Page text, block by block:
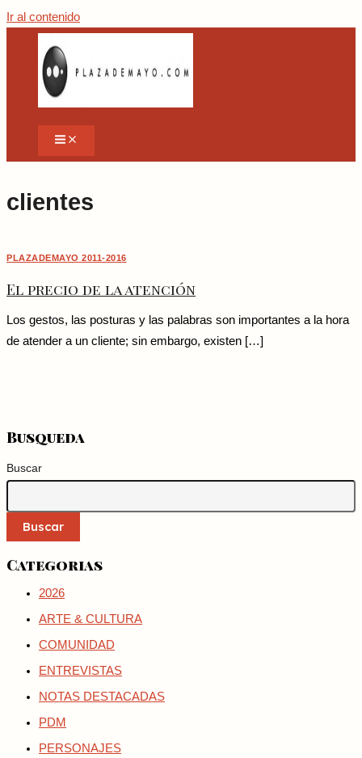
Ir al contenido
clientes
PLAZADEMAYO 2011-2016
El precio de la atención
Los gestos, las posturas y las palabras son importantes a la hora
de atender a un cliente; sin embargo, existen […]
Busqueda
Buscar
Buscar
Categorias
2026
ARTE & CULTURA
COMUNIDAD
ENTREVISTAS
NOTAS DESTACADAS
PDM
PERSONAJES